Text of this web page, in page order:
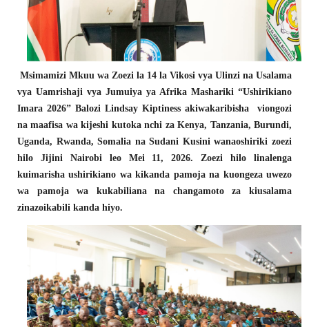
Msimamizi Mkuu wa Zoezi la 14 la Vikosi vya Ulinzi na Usalama
vya Uamrishaji vya Jumuiya ya Afrika Mashariki “Ushirikiano
Imara 2026” Balozi Lindsay Kiptiness akiwakaribisha viongozi
na maafisa wa kijeshi kutoka nchi za Kenya, Tanzania, Burundi,
Uganda, Rwanda, Somalia na Sudani Kusini wanaoshiriki zoezi
hilo Jijini Nairobi leo Mei 11, 2026. Zoezi hilo linalenga
kuimarisha ushirikiano wa kikanda pamoja na kuongeza uwezo
wa pamoja wa kukabiliana na changamoto za kiusalama
zinazoikabili kanda hiyo.